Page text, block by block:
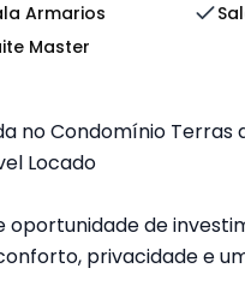
Armarios
Master
no Condomínio Terras
Locado
oportunidade de
privacidade e